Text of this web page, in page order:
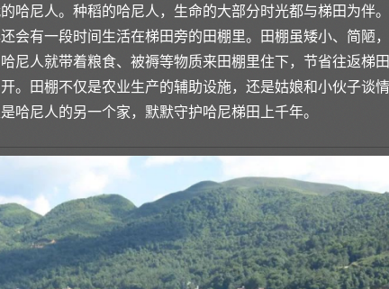
哈尼人。种稻的哈尼人，生命的大部分时光都与梯田为伴
会有一段时间生活在梯田旁的田棚里。田棚虽矮小、简陋
尼人就带着粮食、被褥等物质来田棚里住下，节省往返梯
。田棚不仅是农业生产的辅助设施，还是姑娘和小伙子谈情
哈尼人的另一个家，默默守护哈尼梯田上千年。